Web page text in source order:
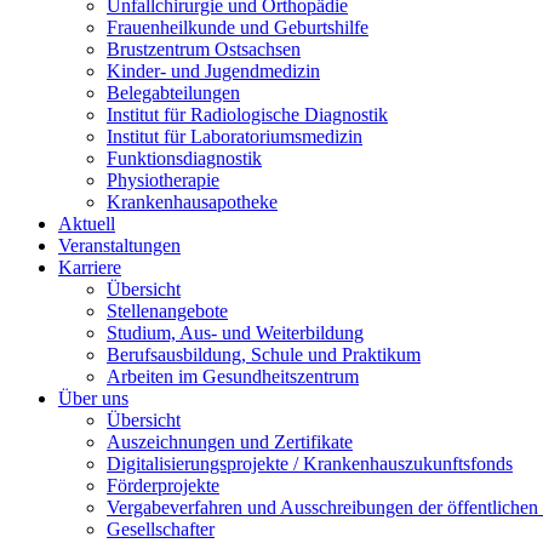
Unfallchirurgie und Orthopädie
Frauenheilkunde und Geburtshilfe
Brustzentrum Ostsachsen
Kinder- und Jugendmedizin
Belegabteilungen
Institut für Radiologische Diagnostik
Institut für Laboratoriumsmedizin
Funktionsdiagnostik
Physiotherapie
Krankenhausapotheke
Aktuell
Veranstaltungen
Karriere
Übersicht
Stellenangebote
Studium, Aus- und Weiterbildung
Berufsausbildung, Schule und Praktikum
Arbeiten im Gesundheitszentrum
Über uns
Übersicht
Auszeichnungen und Zertifikate
Digitalisierungsprojekte / Krankenhauszukunftsfonds
Förderprojekte
Vergabeverfahren und Ausschreibungen der öffentlichen
Gesellschafter